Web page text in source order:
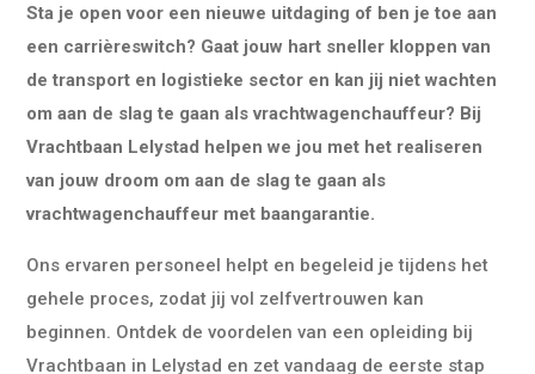
Sta je open voor een nieuwe uitdaging of ben je toe aan
een carrièreswitch? Gaat jouw hart sneller kloppen van
de transport en logistieke sector en kan jij niet wachten
om aan de slag te gaan als vrachtwagenchauffeur? Bij
Vrachtbaan Lelystad helpen we jou met het realiseren
van jouw droom om aan de slag te gaan als
vrachtwagenchauffeur met baangarantie.
Ons ervaren personeel helpt en begeleid je tijdens het
gehele proces, zodat jij vol zelfvertrouwen kan
beginnen. Ontdek de voordelen van een opleiding bij
Vrachtbaan in Lelystad en zet vandaag de eerste stap